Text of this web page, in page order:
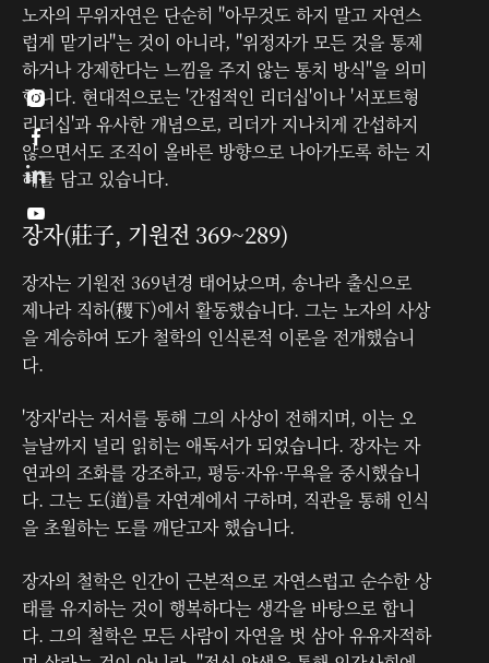
노자의 무위자연은 단순히 "아무것도 하지 말고 자연스
럽게 맡기라"는 것이 아니라, "위정자가 모든 것을 통제
하거나 강제한다는 느낌을 주지 않는 통치 방식"을 의미
합니다. 현대적으로는 '간접적인 리더십'이나 '서포트형
리더십'과 유사한 개념으로, 리더가 지나치게 간섭하지
않으면서도 조직이 올바른 방향으로 나아가도록 하는 지
혜를 담고 있습니다.
장자(莊子, 기원전 369~289)
장자는 기원전 369년경 태어났으며, 송나라 출신으로
제나라 직하(稷下)에서 활동했습니다. 그는 노자의 사상
을 계승하여 도가 철학의 인식론적 이론을 전개했습니
다.
'장자'라는 저서를 통해 그의 사상이 전해지며, 이는 오
늘날까지 널리 읽히는 애독서가 되었습니다. 장자는 자
연과의 조화를 강조하고, 평등·자유·무욕을 중시했습니
다. 그는 도(道)를 자연계에서 구하며, 직관을 통해 인식
을 초월하는 도를 깨닫고자 했습니다.
장자의 철학은 인간이 근본적으로 자연스럽고 순수한 상
태를 유지하는 것이 행복하다는 생각을 바탕으로 합니
다. 그의 철학은 모든 사람이 자연을 벗 삼아 유유자적하


